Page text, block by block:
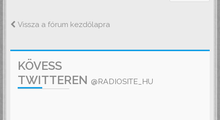
Vissza a fórum kezdőlapra
KÖVESS
TWITTEREN @RADIOSITE_HU